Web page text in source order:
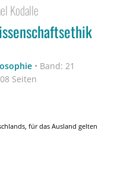
Kodalle
• Band: 21
Seiten
für das Ausland gelten